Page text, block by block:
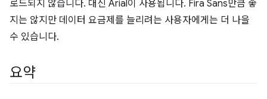
로드되지 않습니다. 대신 Arial이 사용됩니다. Fira Sans만큼 좋
지는 않지만 데이터 요금제를 늘리려는 사용자에게는 더 나을
수 있습니다.
요약